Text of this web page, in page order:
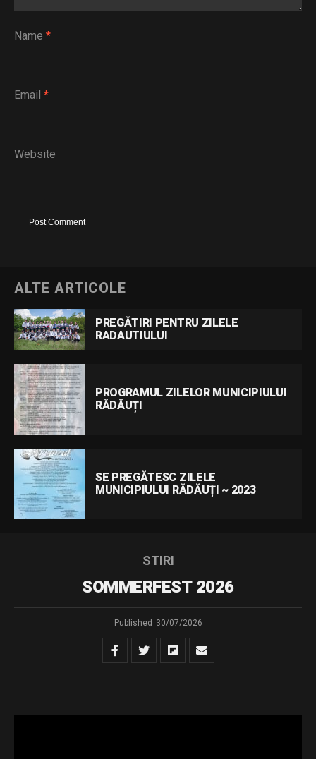
Name *
Email *
Website
ALTE ARTICOLE
PREGĂTIRI PENTRU ZILELE
RADAUTIULUI
PROGRAMUL ZILELOR MUNICIPIULUI
RĂDĂUȚI
SE PREGĂTESC ZILELE
MUNICIPIULUI RĂDĂUȚI ~ 2023
STIRI
SOMMERFEST 2026
Published 30/07/2026